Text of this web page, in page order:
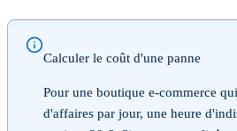
Calculer le coût d'une panne
Pour une boutique e-commerce
d'affaires par jour, une heure